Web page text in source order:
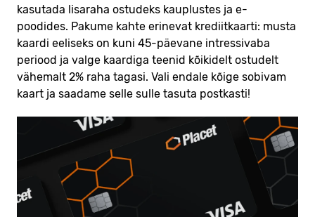
kasutada lisaraha ostudeks kauplustes ja e-
poodides. Pakume kahte erinevat krediitkaarti: musta
kaardi eeliseks on kuni 45-päevane intressivaba
periood ja valge kaardiga teenid kõikidelt ostudelt
vähemalt 2% raha tagasi. Vali endale kõige sobivam
kaart ja saadame selle sulle tasuta postkasti!